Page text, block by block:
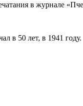
в журнале
в 50 лет, в 1941 году.